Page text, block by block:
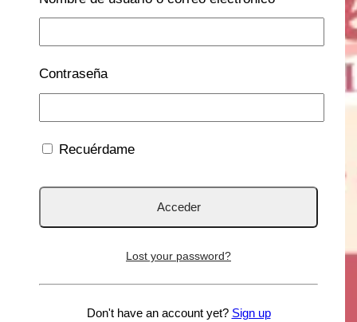
Contraseña
Recuérdame
Lost your password?
Don't have an account yet? Sign up